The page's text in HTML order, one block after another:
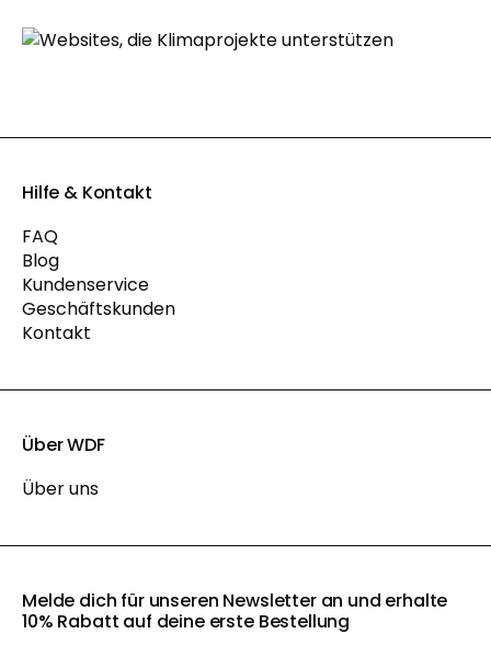
Hilfe & Kontakt
FAQ
Blog
Kundenservice
Geschäftskunden
Kontakt
Über WDF
Über uns
Melde dich für unseren Newsletter an und erhalte
10% Rabatt auf deine erste Bestellung